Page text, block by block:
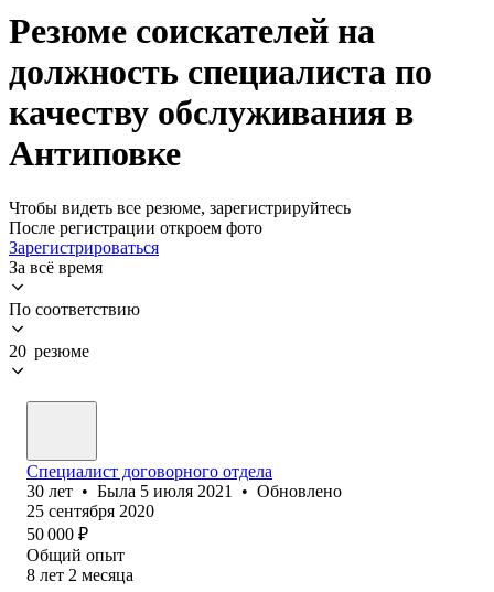
Резюме соискателей на
должность специалиста по
качеству обслуживания в
Антиповке
Чтобы видеть все резюме, зарегистрируйтесь
После регистрации откроем фото
Зарегистрироваться
За всё время
По соответствию
20 резюме
Специалист договорного отдела
30 лет • Была 5 июля 2021 • Обновлено
25 сентября 2020
50 000 ₽
Общий опыт
8 лет 2 месяца